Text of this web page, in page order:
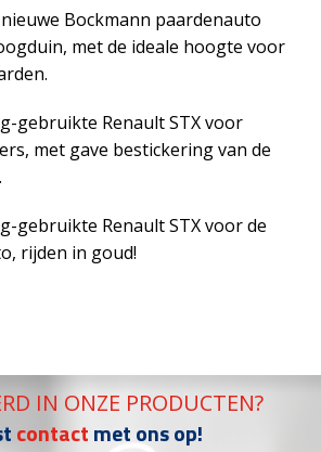
Bockmann paardenauto
met de ideale hoogte voor
gebruikte Renault STX voor
met gave bestickering van de
gebruikte Renault STX voor de
rijden in goud!
IN ONZE PRODUCTEN?
contactmet ons op!